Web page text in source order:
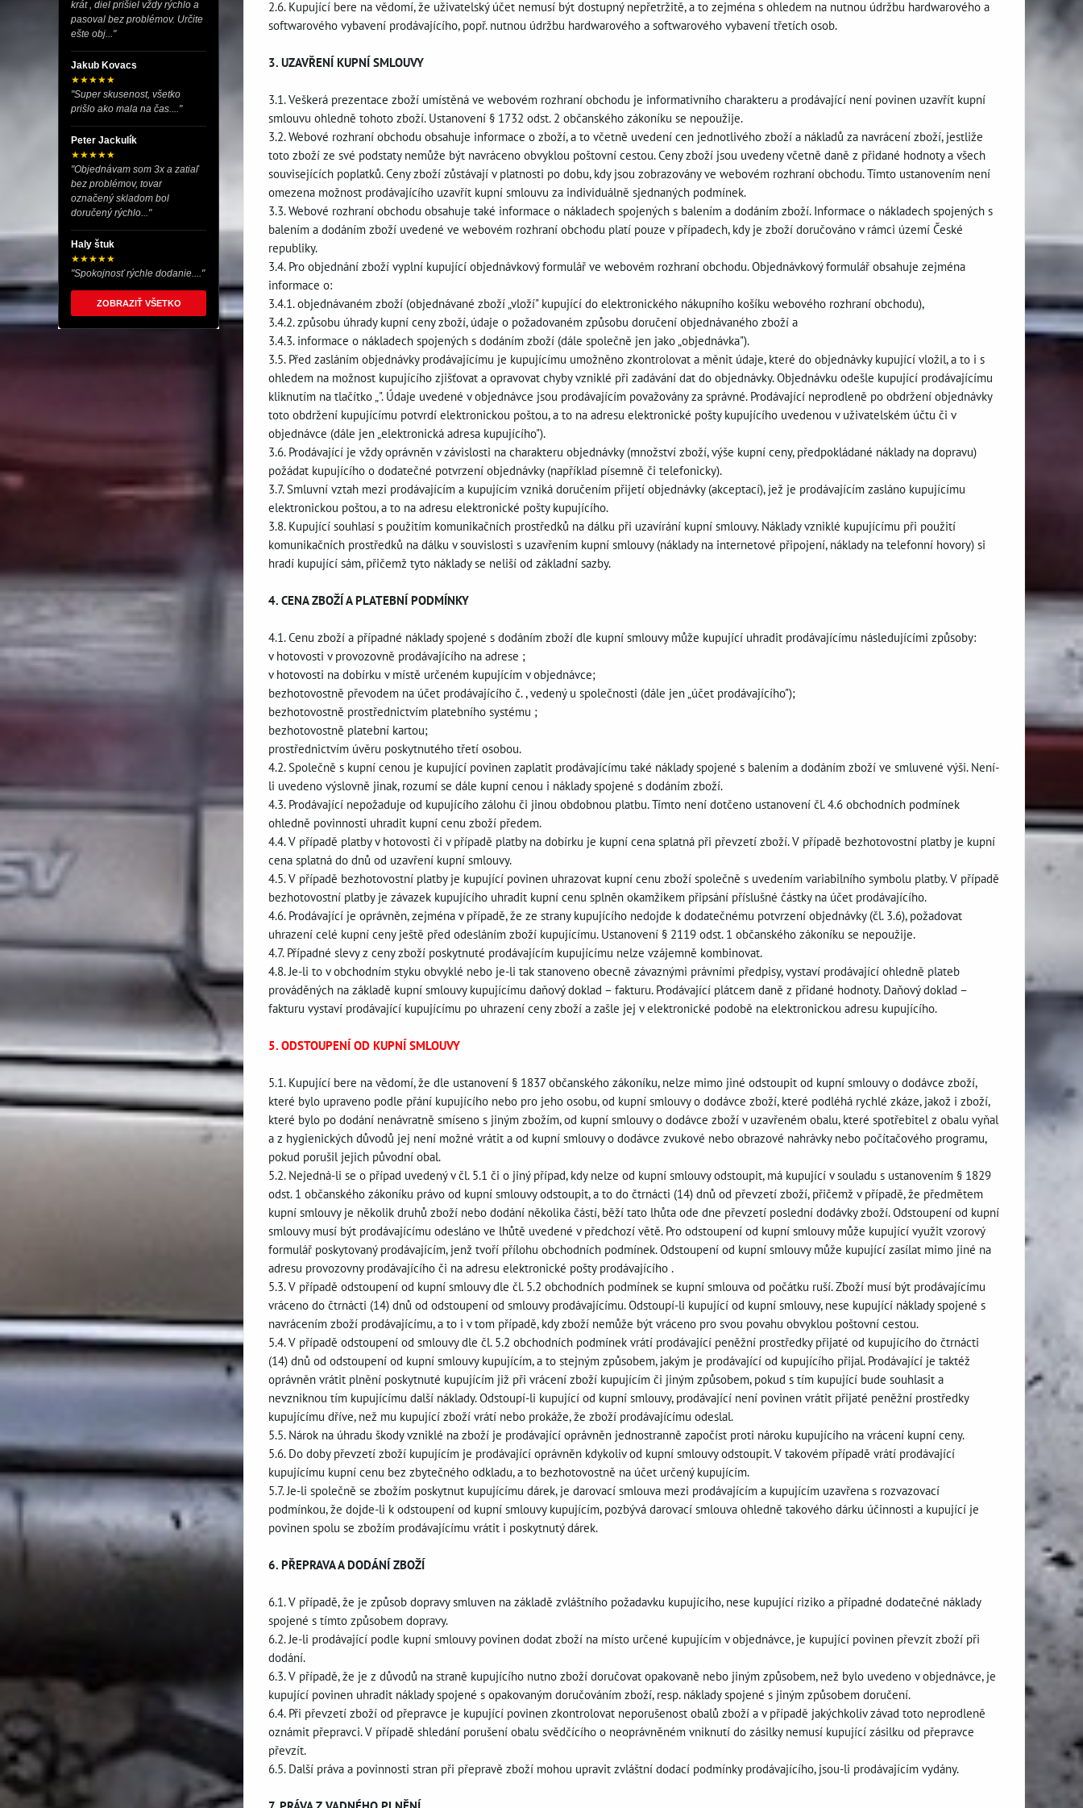
2.6. Kupující bere na vědomí, že uživatelský účet nemusí být dostupný nepřetržitě, a to zejména s ohledem na nutnou údržbu hardwarového a
softwarového vybavení prodávajícího, popř. nutnou údržbu hardwarového a softwarového vybavení třetích osob.
3. UZAVŘENÍ KUPNÍ SMLOUVY
3.1. Veškerá prezentace zboží umístěná ve webovém rozhraní obchodu je informativního charakteru a prodávající není povinen uzavřít kupní
smlouvu ohledně tohoto zboží. Ustanovení § 1732 odst. 2 občanského zákoníku se nepoužije.
3.2. Webové rozhraní obchodu obsahuje informace o zboží, a to včetně uvedení cen jednotlivého zboží a nákladů za navrácení zboží, jestliže
toto zboží ze své podstaty nemůže být navráceno obvyklou poštovní cestou. Ceny zboží jsou uvedeny včetně daně z přidané hodnoty a všech
souvisejících poplatků. Ceny zboží zůstávají v platnosti po dobu, kdy jsou zobrazovány ve webovém rozhraní obchodu. Tímto ustanovením není
omezena možnost prodávajícího uzavřít kupní smlouvu za individuálně sjednaných podmínek.
3.3. Webové rozhraní obchodu obsahuje také informace o nákladech spojených s balením a dodáním zboží. Informace o nákladech spojených s
balením a dodáním zboží uvedené ve webovém rozhraní obchodu platí pouze v případech, kdy je zboží doručováno v rámci území České
republiky.
3.4. Pro objednání zboží vyplní kupující objednávkový formulář ve webovém rozhraní obchodu. Objednávkový formulář obsahuje zejména
informace o:
3.4.1. objednávaném zboží (objednávané zboží „vloží" kupující do elektronického nákupního košíku webového rozhraní obchodu),
3.4.2. způsobu úhrady kupní ceny zboží, údaje o požadovaném způsobu doručení objednávaného zboží a
3.4.3. informace o nákladech spojených s dodáním zboží (dále společně jen jako „objednávka").
3.5. Před zasláním objednávky prodávajícímu je kupujícímu umožněno zkontrolovat a měnit údaje, které do objednávky kupující vložil, a to i s
ohledem na možnost kupujícího zjišťovat a opravovat chyby vzniklé při zadávání dat do objednávky. Objednávku odešle kupující prodávajícímu
kliknutím na tlačítko „". Údaje uvedené v objednávce jsou prodávajícím považovány za správné. Prodávající neprodleně po obdržení objednávky
toto obdržení kupujícímu potvrdí elektronickou poštou, a to na adresu elektronické pošty kupujícího uvedenou v uživatelském účtu či v
objednávce (dále jen „elektronická adresa kupujícího").
3.6. Prodávající je vždy oprávněn v závislosti na charakteru objednávky (množství zboží, výše kupní ceny, předpokládané náklady na dopravu)
požádat kupujícího o dodatečné potvrzení objednávky (například písemně či telefonicky).
3.7. Smluvní vztah mezi prodávajícím a kupujícím vzniká doručením přijetí objednávky (akceptací), jež je prodávajícím zasláno kupujícímu
elektronickou poštou, a to na adresu elektronické pošty kupujícího.
3.8. Kupující souhlasí s použitím komunikačních prostředků na dálku při uzavírání kupní smlouvy. Náklady vzniklé kupujícímu při použití
komunikačních prostředků na dálku v souvislosti s uzavřením kupní smlouvy (náklady na internetové připojení, náklady na telefonní hovory) si
hradí kupující sám, přičemž tyto náklady se neliší od základní sazby.
4. CENA ZBOŽÍ A PLATEBNÍ PODMÍNKY
4.1. Cenu zboží a případné náklady spojené s dodáním zboží dle kupní smlouvy může kupující uhradit prodávajícímu následujícími způsoby:
v hotovosti v provozovně prodávajícího na adrese ;
v hotovosti na dobírku v místě určeném kupujícím v objednávce;
bezhotovostně převodem na účet prodávajícího č. , vedený u společnosti (dále jen „účet prodávajícího");
bezhotovostně prostřednictvím platebního systému ;
bezhotovostně platební kartou;
prostřednictvím úvěru poskytnutého třetí osobou.
4.2. Společně s kupní cenou je kupující povinen zaplatit prodávajícímu také náklady spojené s balením a dodáním zboží ve smluvené výši. Není-
li uvedeno výslovně jinak, rozumí se dále kupní cenou i náklady spojené s dodáním zboží.
4.3. Prodávající nepožaduje od kupujícího zálohu či jinou obdobnou platbu. Tímto není dotčeno ustanovení čl. 4.6 obchodních podmínek
ohledně povinnosti uhradit kupní cenu zboží předem.
4.4. V případě platby v hotovosti či v případě platby na dobírku je kupní cena splatná při převzetí zboží. V případě bezhotovostní platby je kupní
cena splatná do dnů od uzavření kupní smlouvy.
4.5. V případě bezhotovostní platby je kupující povinen uhrazovat kupní cenu zboží společně s uvedením variabilního symbolu platby. V případě
bezhotovostní platby je závazek kupujícího uhradit kupní cenu splněn okamžikem připsání příslušné částky na účet prodávajícího.
4.6. Prodávající je oprávněn, zejména v případě, že ze strany kupujícího nedojde k dodatečnému potvrzení objednávky (čl. 3.6), požadovat
uhrazení celé kupní ceny ještě před odesláním zboží kupujícímu. Ustanovení § 2119 odst. 1 občanského zákoníku se nepoužije.
4.7. Případné slevy z ceny zboží poskytnuté prodávajícím kupujícímu nelze vzájemně kombinovat.
4.8. Je-li to v obchodním styku obvyklé nebo je-li tak stanoveno obecně závaznými právními předpisy, vystaví prodávající ohledně plateb
prováděných na základě kupní smlouvy kupujícímu daňový doklad – fakturu. Prodávající plátcem daně z přidané hodnoty. Daňový doklad –
fakturu vystaví prodávající kupujícímu po uhrazení ceny zboží a zašle jej v elektronické podobě na elektronickou adresu kupujícího.
5. ODSTOUPENÍ OD KUPNÍ SMLOUVY
5.1. Kupující bere na vědomí, že dle ustanovení § 1837 občanského zákoníku, nelze mimo jiné odstoupit od kupní smlouvy o dodávce zboží,
které bylo upraveno podle přání kupujícího nebo pro jeho osobu, od kupní smlouvy o dodávce zboží, které podléhá rychlé zkáze, jakož i zboží,
které bylo po dodání nenávratně smíseno s jiným zbožím, od kupní smlouvy o dodávce zboží v uzavřeném obalu, které spotřebitel z obalu vyňal
a z hygienických důvodů jej není možné vrátit a od kupní smlouvy o dodávce zvukové nebo obrazové nahrávky nebo počítačového programu,
pokud porušil jejich původní obal.
5.2. Nejedná-li se o případ uvedený v čl. 5.1 či o jiný případ, kdy nelze od kupní smlouvy odstoupit, má kupující v souladu s ustanovením § 1829
odst. 1 občanského zákoníku právo od kupní smlouvy odstoupit, a to do čtrnácti (14) dnů od převzetí zboží, přičemž v případě, že předmětem
kupní smlouvy je několik druhů zboží nebo dodání několika částí, běží tato lhůta ode dne převzetí poslední dodávky zboží. Odstoupení od kupní
smlouvy musí být prodávajícímu odesláno ve lhůtě uvedené v předchozí větě. Pro odstoupení od kupní smlouvy může kupující využit vzorový
formulář poskytovaný prodávajícím, jenž tvoří přílohu obchodních podmínek. Odstoupení od kupní smlouvy může kupující zasílat mimo jiné na
adresu provozovny prodávajícího či na adresu elektronické pošty prodávajícího .
5.3. V případě odstoupení od kupní smlouvy dle čl. 5.2 obchodních podmínek se kupní smlouva od počátku ruší. Zboží musí být prodávajícímu
vráceno do čtrnácti (14) dnů od odstoupení od smlouvy prodávajícímu. Odstoupí-li kupující od kupní smlouvy, nese kupující náklady spojené s
navrácením zboží prodávajícímu, a to i v tom případě, kdy zboží nemůže být vráceno pro svou povahu obvyklou poštovní cestou.
5.4. V případě odstoupení od smlouvy dle čl. 5.2 obchodních podmínek vrátí prodávající peněžní prostředky přijaté od kupujícího do čtrnácti
(14) dnů od odstoupení od kupní smlouvy kupujícím, a to stejným způsobem, jakým je prodávající od kupujícího přijal. Prodávající je taktéž
oprávněn vrátit plnění poskytnuté kupujícím již při vrácení zboží kupujícím či jiným způsobem, pokud s tím kupující bude souhlasit a
nevzniknou tím kupujícímu další náklady. Odstoupí-li kupující od kupní smlouvy, prodávající není povinen vrátit přijaté peněžní prostředky
kupujícímu dříve, než mu kupující zboží vrátí nebo prokáže, že zboží prodávajícímu odeslal.
5.5. Nárok na úhradu škody vzniklé na zboží je prodávající oprávněn jednostranně započíst proti nároku kupujícího na vrácení kupní ceny.
5.6. Do doby převzetí zboží kupujícím je prodávající oprávněn kdykoliv od kupní smlouvy odstoupit. V takovém případě vrátí prodávající
kupujícímu kupní cenu bez zbytečného odkladu, a to bezhotovostně na účet určený kupujícím.
5.7. Je-li společně se zbožím poskytnut kupujícímu dárek, je darovací smlouva mezi prodávajícím a kupujícím uzavřena s rozvazovací
podmínkou, že dojde-li k odstoupení od kupní smlouvy kupujícím, pozbývá darovací smlouva ohledně takového dárku účinnosti a kupující je
povinen spolu se zbožím prodávajícímu vrátit i poskytnutý dárek.
6. PŘEPRAVA A DODÁNÍ ZBOŽÍ
6.1. V případě, že je způsob dopravy smluven na základě zvláštního požadavku kupujícího, nese kupující riziko a případné dodatečné náklady
spojené s tímto způsobem dopravy.
6.2. Je-li prodávající podle kupní smlouvy povinen dodat zboží na místo určené kupujícím v objednávce, je kupující povinen převzít zboží při
dodání.
6.3. V případě, že je z důvodů na straně kupujícího nutno zboží doručovat opakovaně nebo jiným způsobem, než bylo uvedeno v objednávce, je
kupující povinen uhradit náklady spojené s opakovaným doručováním zboží, resp. náklady spojené s jiným způsobem doručení.
6.4. Při převzetí zboží od přepravce je kupující povinen zkontrolovat neporušenost obalů zboží a v případě jakýchkoliv závad toto neprodleně
oznámit přepravci. V případě shledání porušení obalu svědčícího o neoprávněném vniknutí do zásilky nemusí kupující zásilku od přepravce
převzít.
6.5. Další práva a povinnosti stran při přepravě zboží mohou upravit zvláštní dodací podmínky prodávajícího, jsou-li prodávajícím vydány.
krát , diel prišiel vždy rýchlo a
pasoval bez problémov. Určite
ešte obj..."
Jakub Kovacs
★★★★★
"Super skusenost, všetko
prišlo ako mala na čas...."
Peter Jackulík
★★★★★
"Objednávam som 3x a zatiaľ
bez problémov, tovar
označený skladom bol
doručený rýchlo..."
Haly štuk
★★★★★
"Spokojnosť rýchle dodanie...."
ZOBRAZIŤ VŠETKO